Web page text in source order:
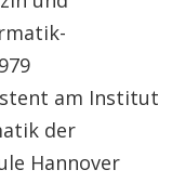
am Institut
der
Hannover